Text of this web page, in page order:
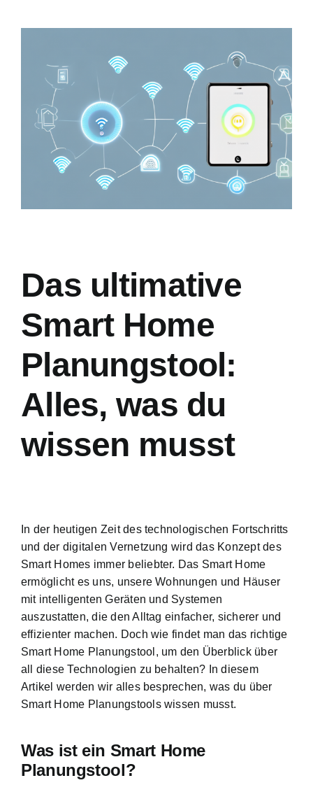
Das ultimative
Smart Home
Planungstool:
Alles, was du
wissen musst
In der heutigen Zeit des technologischen Fortschritts
und der digitalen Vernetzung wirddas Konzept des
Smart Homes immer beliebter. Das Smart Home
ermöglicht es uns, unsere Wohnungen und Häuser
mit intelligenten Geräten und Systemen
auszustatten, die den Alltag einfacher, sicherer und
effizienter machen. Doch wie findet man das richtige
Smart Home Planungstool, um den Überblick über
all diese Technologien zu behalten? In diesem
Artikel werden wir alles besprechen, was du über
Smart Home Planungstools wissen musst.
Was ist ein Smart Home
Planungstool?